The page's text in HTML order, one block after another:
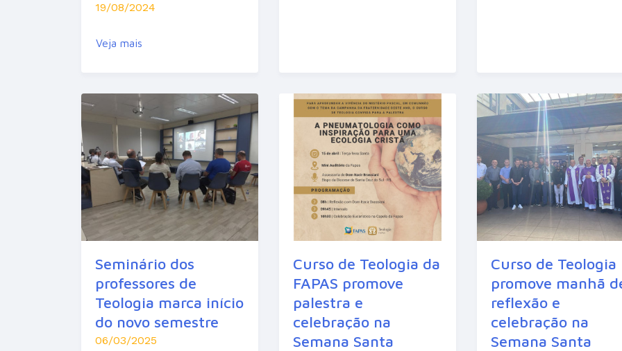
19/08/2024
Veja mais
Seminário dos
professores de
Teologia marca início
do novo semestre
06/03/2025
Curso de Teologia da
FAPAS promove
palestra e
celebração na
Semana Santa
Curso de Teologia
promove manhã
reflexão e
celebração na
Semana Santa